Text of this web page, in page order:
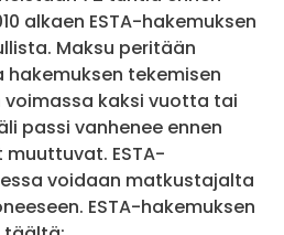
alkaen ESTA-hakemuksen
Maksu peritään
tekemisen
voimassa kaksi vuotta tai
passi vanhenee ennen
ESTA-
voidaan matkustajalta
ESTA-hakemuksen